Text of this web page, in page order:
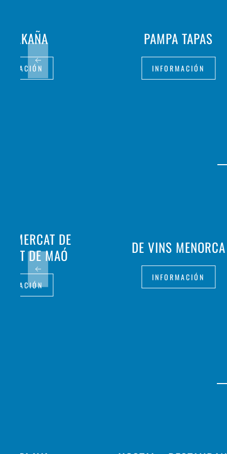
PAMPA TAPAS
INFORMACIÓN
LAKAÑA
DE VINS MENORCA
INFORMACIÓN
MERCAT DE
DE MAÓ